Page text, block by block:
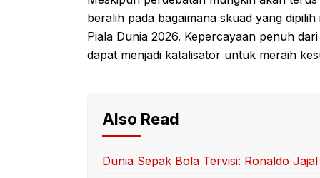
beralih pada bagaimana skuad yang
Piala Dunia 2026. Kepercayaan penuh
dapat menjadi katalisator untuk meraih
Also Read
Dunia Sepak Bola Tervisi: Ronaldo